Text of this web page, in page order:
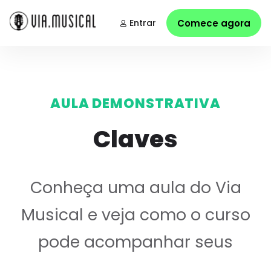
Entrar Comece agora
AULA DEMONSTRATIVA
Claves
Conheça uma aula do Via
Musical e veja como o curso
pode acompanhar seus